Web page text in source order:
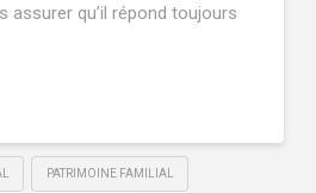
assurer qu’il répond toujours
PATRIMOINE FAMILIAL